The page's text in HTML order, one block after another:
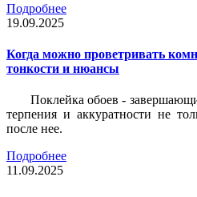
Подробнее
19.09.2025
Когда можно проветривать
тонкости и нюансы
Поклейка обоев -
терпения и аккуратности не
после нее.
Подробнее
11.09.2025